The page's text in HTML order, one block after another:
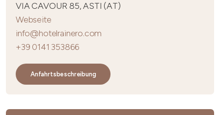
VIA CAVOUR 85, ASTI (AT)
Webseite
info@hotelrainero.com
+39 0141 353866
Anfahrtsbeschreibung